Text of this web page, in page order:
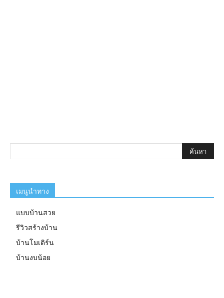
เมนูนำทาง
แบบบ้านสวย
รีวิวสร้างบ้าน
บ้านโมเดิร์น
บ้านงบน้อย